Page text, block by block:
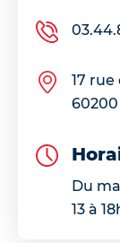
17
60200
Du
13 à